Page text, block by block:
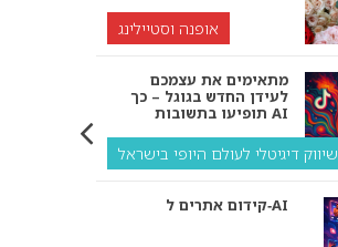
אופנה וסטיילינג
מתאימים את עצמכם
לעידן החדש בגוגל – כך
תופיעו בתשובות AI
שיווק דיגיטלי לעולם היופי בישראל
קידום אתרים ל‑AI